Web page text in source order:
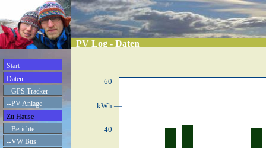
Start
Daten
--GPS Tracker
--PV Anlage
Zu Hause
--Berichte
--VW Bus
PV Log - Daten
60 —
kWh —
40 —